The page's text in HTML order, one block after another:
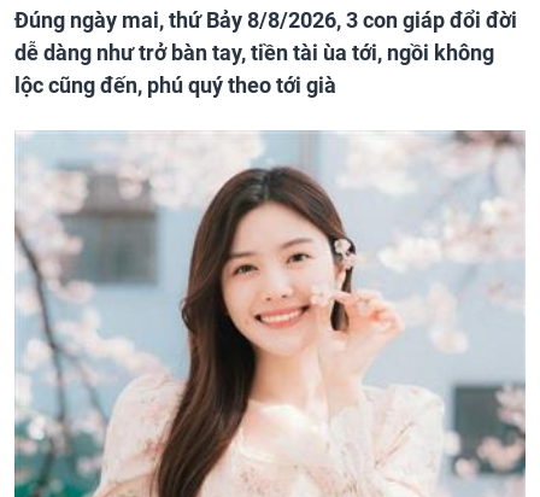
Đúng ngày mai, thứ Bảy 8/8/2026, 3 con giáp đổi đời
dễ dàng như trở bàn tay, tiền tài ùa tới, ngồi không
lộc cũng đến, phú quý theo tới già